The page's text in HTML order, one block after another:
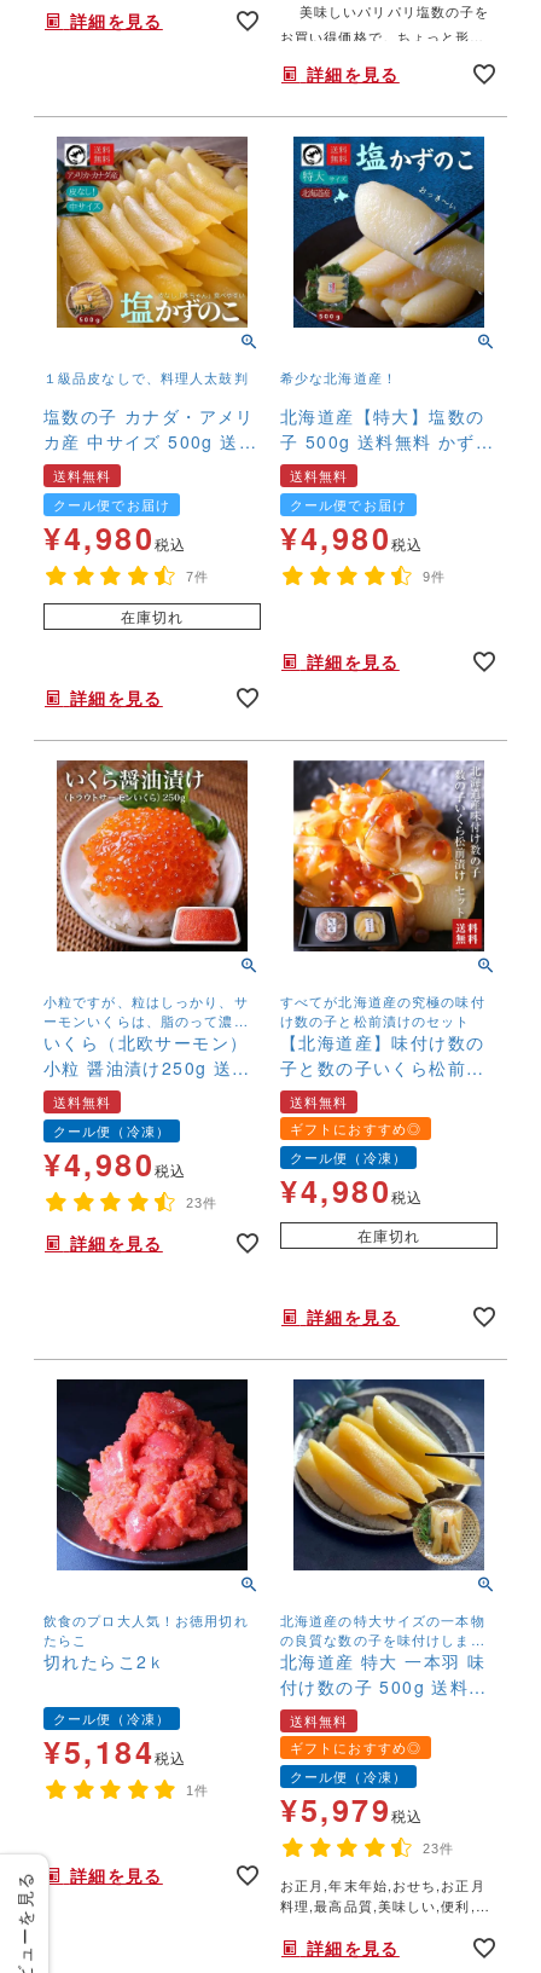
はそのままです。ずっしりボリ
詳細を見る
美味しいパリパリ塩数の子を
お買い得価格で。ちょっと形は
はそのままです。ずっしりボリ
ピお付けします。
詳細を見る
１級品皮なしで、料理人太鼓判
塩数の子 カナダ・アメリ
カ産 中サイズ 500g 送料
無料 本ちゃん かずの
こ カズノコ
送料無料
クール便でお届け
¥4,980税込
7件
在庫切れ
詳細を見る
希少な北海道産！
北海道産【特大】塩数の
子 500g 送料無料 かずの
こ カズノコ 希少 国
産 やまに
送料無料
クール便でお届け
¥4,980税込
9件
詳細を見る
小粒ですが、粒はしっかり、サ
ーモンいくらは、脂のって濃厚
な味わい 北欧サーモンの鮮度抜
群のいくらです
いくら（北欧サーモン）
小粒 醤油漬け250g 送料
無料
送料無料
クール便（冷凍）
¥4,980税込
23件
詳細を見る
すべてが北海道産の究極の味付
け数の子と松前漬けのセット
【北海道産】味付け数の
子と数の子いくら松前漬
けセット かずのこ カ
ズノコ まつまえ いく
ら 高級 送料無料
送料無料
ギフトにおすすめ◎
クール便（冷凍）
¥4,980税込
在庫切れ
詳細を見る
飲食のプロ大人気！お徳用切れ
たらこ
切れたらこ2ｋ
クール便（冷凍）
¥5,184税込
1件
詳細を見る
北海道産の特大サイズの一本物
の良質な数の子を味付けしまし
た
北海道産 特大 一本羽 味
付け数の子 500g 送料無
料 かずのこ カズノコ
味付き 薄味 関西風
北海道産 冷凍 高級
国産
送料無料
ギフトにおすすめ◎
クール便（冷凍）
¥5,979税込
23件
お正月,年末年始,おせち,お正月
料理,最高品質,美味しい,便利,手
詳細を見る
レビューを見る